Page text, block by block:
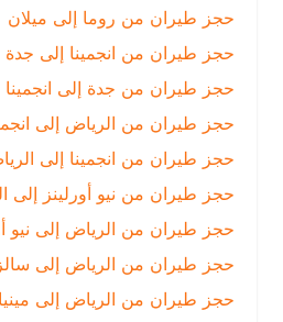
حجز طيران من روما إلى ميلان |
حجز طيران من انجمينا إلى جدة
حجز طيران من جدة إلى انجمينا |
حجز طيران من الرياض إلى انجمينا |
حجز طيران من انجمينا إلى الرياض
|
حجز طيران من نيو أورلينز إلى الرياض
حجز طيران من الرياض إلى نيو أورلينز
حجز طيران من الرياض إلى سالزبورغ
حجز طيران من الرياض إلى مينيابولس